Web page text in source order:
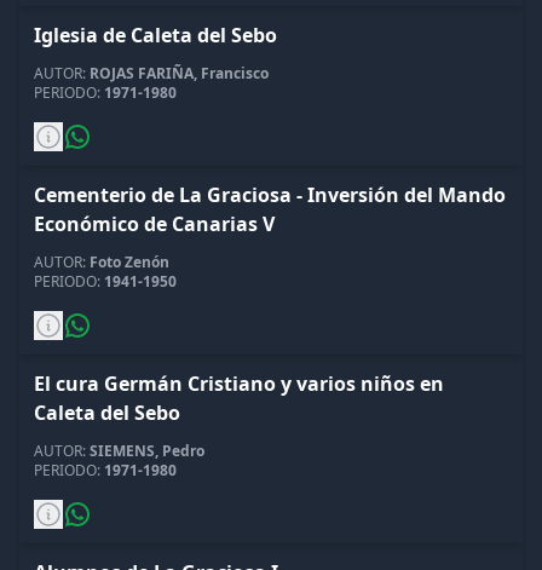
Iglesia de Caleta del Sebo
AUTOR: ROJAS FARIÑA, Francisco
PERIODO: 1971-1980
Cementerio de La Graciosa - Inversión del Mando
Económico de Canarias V
AUTOR: Foto Zenón
PERIODO: 1941-1950
El cura Germán Cristiano y varios niños en
Caleta del Sebo
AUTOR:SIEMENS, Pedro
PERIODO: 1971-1980